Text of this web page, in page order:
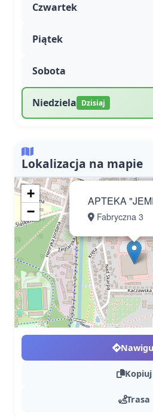
Czwartek
Piątek
Sobota
Niedziela Dzisiaj
Lokalizacja na mapie
APTEKA
Fabryczna 3
+
−
Kopiuj
Trasa